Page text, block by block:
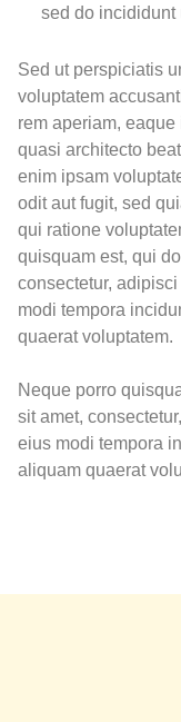
sed do incididunt
Sed ut perspiciatis
voluptatem
rem aperiam,
quasi architecto
enim ipsam
odit aut fugit, sed
qui ratione
quisquam est, qui
consectetur,
modi tempora
quaerat voluptatem.
Neque porro
sit amet,
eius modi tempora
aliquam quaerat